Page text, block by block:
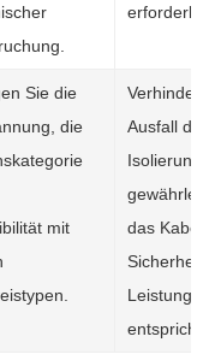
erforderlich
Sie die
die
mit
Verhindert
Ausfall der
Isolierung
das Kabel
entspricht.